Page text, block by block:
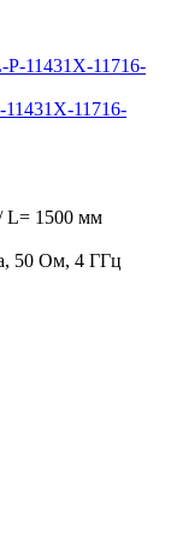
11431X-11716-
L= 1500 мм
50 Ом, 4 ГГц